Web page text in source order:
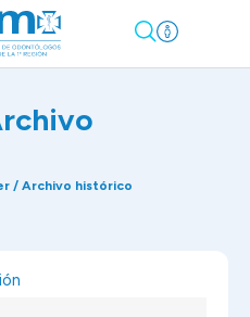
/ Archivo histórico